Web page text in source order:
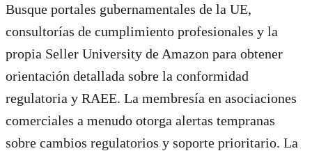
Busque portales gubernamentales de la UE,
consultorías de cumplimiento profesionales y la
propia Seller University de Amazon para obtener
orientación detallada sobre la conformidad
regulatoria y RAEE. La membresía en asociaciones
comerciales a menudo otorga alertas tempranas
sobre cambios regulatorios y soporte prioritario. La